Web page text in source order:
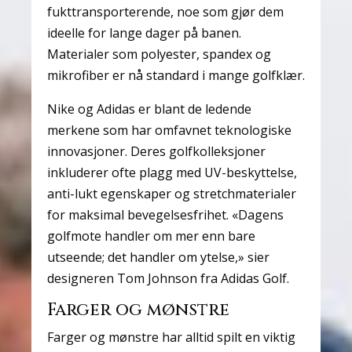
fukttransporterende, noe som gjør dem
ideelle for lange dager på banen.
Materialer som polyester, spandex og
mikrofiber er nå standard i mange golfklær.
Nike og Adidas er blant de ledende
merkene som har omfavnet teknologiske
innovasjoner. Deres golfkolleksjoner
inkluderer ofte plagg med UV-beskyttelse,
anti-lukt egenskaper og stretchmaterialer
for maksimal bevegelsesfrihet. «Dagens
golfmote handler om mer enn bare
utseende; det handler om ytelse,» sier
designeren Tom Johnson fra Adidas Golf.
Farger og mønstre
Farger og mønstre har alltid spilt en viktig